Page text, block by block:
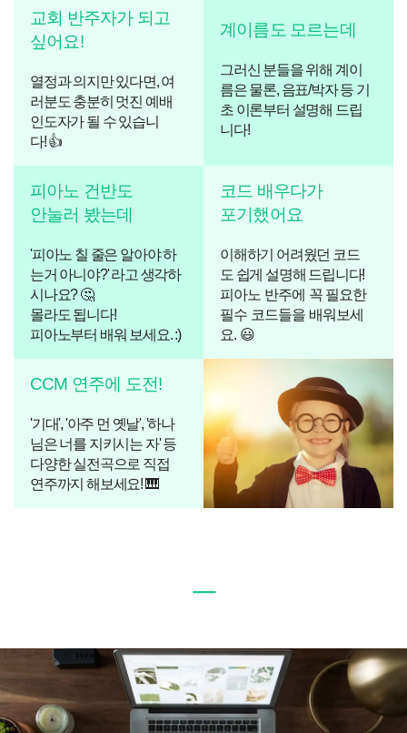
교회 반주자가 되고
싶어요!
열정과 의지만 있다면, 여
러분도 충분히 멋진 예배
인도자가 될 수 있습니
다!👍
계이름도 모르는데
그러신 분들을 위해 계이
름은 물론, 음표/박자 등 기
초 이론부터 설명해 드립
니다!
피아노 건반도
안눌러 봤는데
'피아노 칠 줄은 알아야 하
는거 아니야?' 라고 생각하
시나요? 🤔
몰라도 됩니다!
피아노부터 배워 보세요. :)
코드 배우다가
포기했어요
이해하기 어려웠던 코드
도 쉽게 설명해 드립니다!
피아노 반주에 꼭 필요한
필수 코드들을 배워보세
요. 😃
CCM 연주에 도전!
'기대', '아주 먼 옛날', '하나
님은 너를 지키시는 자' 등
다양한 실전곡으로 직접
연주까지 해보세요! 🎹
ㅡ